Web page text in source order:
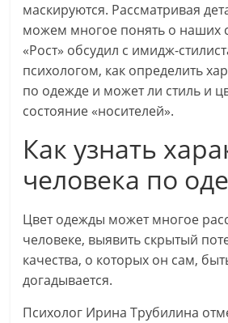
маскируются. Рассматривая
можем многое понять о наших
«Рост» обсудил с имидж-
психологом, как определить
по одежде и может ли стиль и
состояние «носителей».
Как узнать
человека по
Цвет одежды может многое
человеке, выявить скрытый
качества, о которых он сам,
догадывается.
Психолог Ирина Трубилина